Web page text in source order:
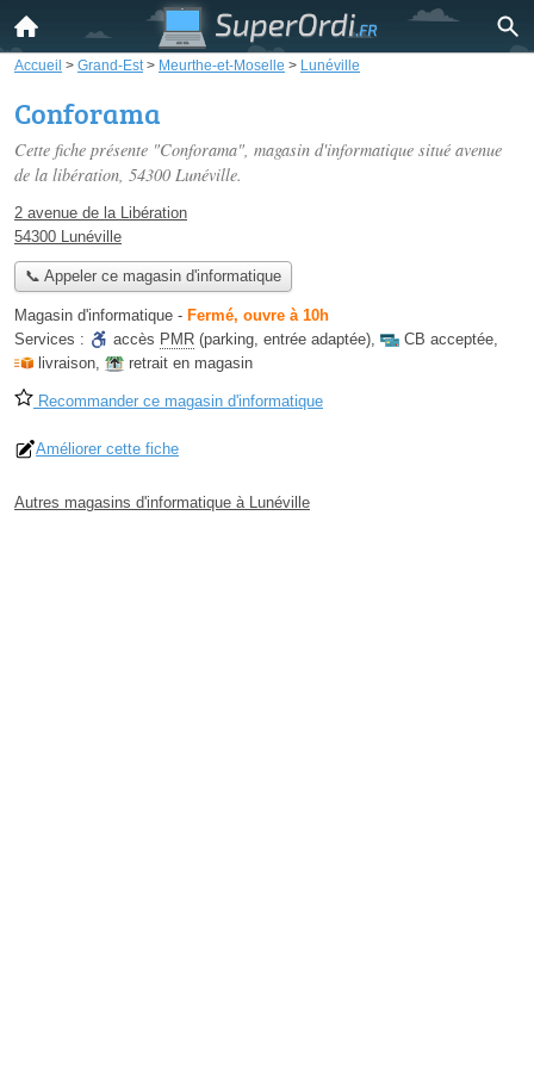
Accueil > Grand-Est > Meurthe-et-Moselle > Lunéville
Conforama
Cette fiche présente "Conforama", magasin d'informatique situé avenue
de la libération, 54300 Lunéville.
2 avenue de la Libération
54300 Lunéville
📞 Appeler ce magasin d'informatique
Magasin d'informatique - Fermé, ouvre à 10h
Services :
accès PMR (parking, entrée adaptée), CB acceptée,
livraison, retrait en magasin
Recommander ce magasin d'informatique
Améliorer cette fiche
Autres magasins d'informatique à Lunéville